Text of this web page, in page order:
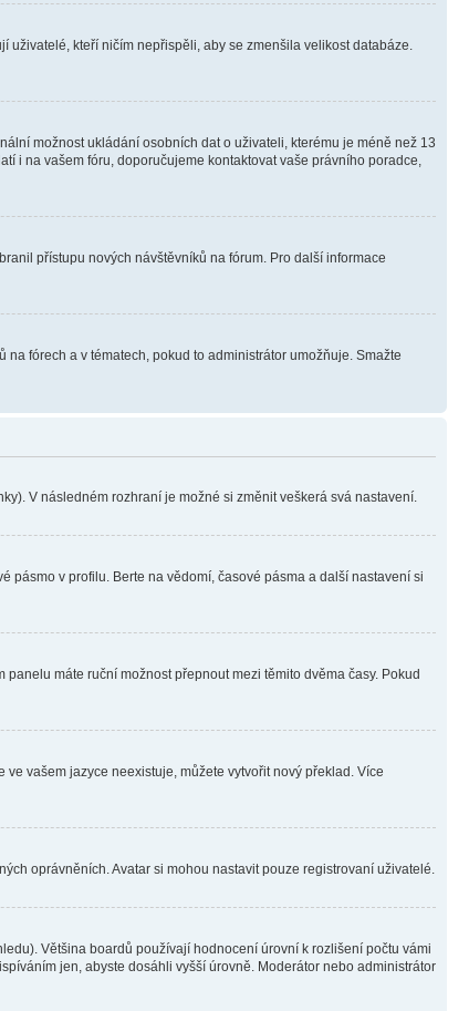
kteří ničím nepřispěli, aby se zmenšila velikost databáze.
možnost ukládání osobních dat o uživateli, kterému je méně než 13
i na vašem fóru, doporučujeme kontaktovat vaše právního poradce,
přístupu nových návštěvníků na fórum. Pro další informace
fórech a v tématech, pokud to administrátor umožňuje. Smažte
V následném rozhraní je možné si změnit veškerá svá nastavení.
pásmo v profilu. Berte na vědomí, časové pásma a další nastavení si
máte ruční možnost přepnout mezi těmito dvěma časy. Pokud
vašem jazyce neexistuje, můžete vytvořit nový překlad. Více
oprávněních. Avatar si mohou nastavit pouze registrovaní uživatelé.
Většina boardů používají hodnocení úrovní k rozlišení počtu vámi
jen, abyste dosáhli vyšší úrovně. Moderátor nebo administrátor